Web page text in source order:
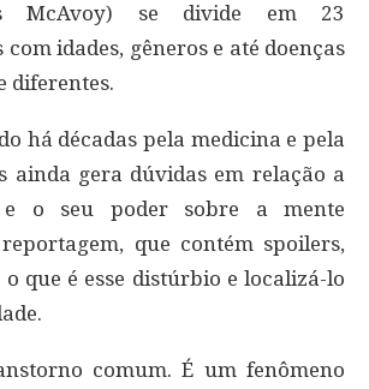
McAvoy) se divide em 23
idades, gêneros e até doenças
diferentes.
há décadas pela medicina e pela
ainda gera dúvidas em relação a
e o seu poder sobre a mente
que contém spoilers,
que é esse distúrbio e localizá-lo
comum. É um fenômeno